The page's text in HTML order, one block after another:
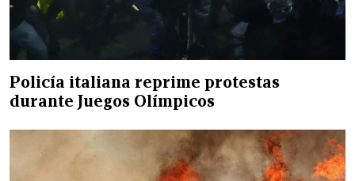
Policía italiana reprime protestas
durante Juegos Olímpicos